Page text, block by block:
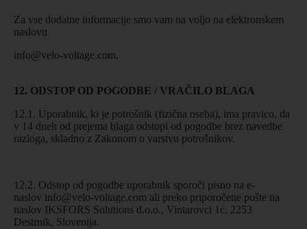
Za vse dodatne informacije smo vam na voljo na elektronskem
naslovu
info@velo-voltage.com.
12. ODSTOP OD POGODBE / VRAČILO BLAGA
12.1. Uporabnik, ki je potrošnik (fizična oseba), ima pravico, da
v 14 dneh od prejema blaga odstopi od pogodbe brez navedbe
razloga, skladno z Zakonom o varstvu potrošnikov.
12.2. Odstop od pogodbe uporabnik sporoči pisno na e-
naslov info@velo-voltage.com ali preko priporočene pošte na
naslov IKSFORS Solutions d.o.o., Vintarovci 1c, 2253
Destrnik, Slovenija.